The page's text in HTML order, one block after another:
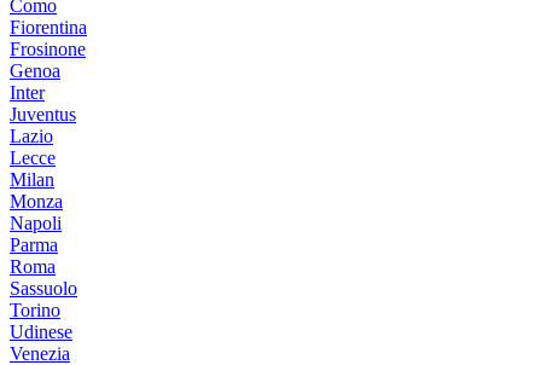
Como
Fiorentina
Frosinone
Genoa
Inter
Juventus
Lazio
Lecce
Milan
Monza
Napoli
Parma
Roma
Sassuolo
Torino
Udinese
Venezia